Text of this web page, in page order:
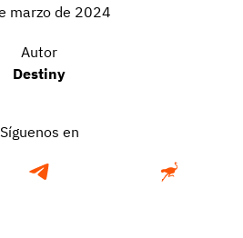
marzo de 2024
Autor
Destiny
Síguenos en